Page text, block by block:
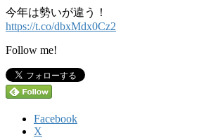
今年は勢いが違う！
https://t.co/dbxMdx0Cz2
Follow me!
Facebook
X